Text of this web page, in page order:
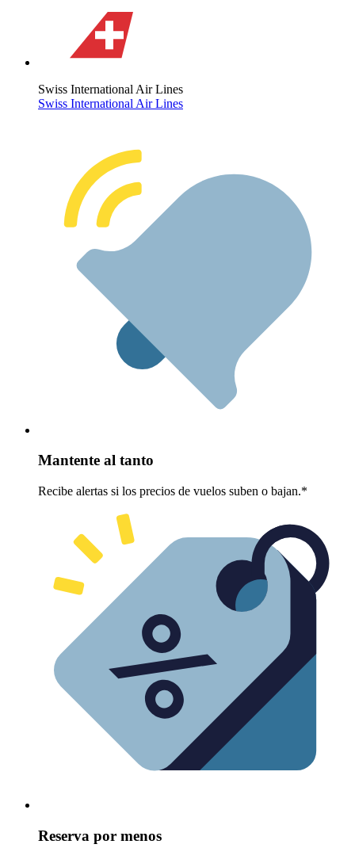
Swiss International Air Lines
Swiss International Air Lines
Mantente al tanto
Recibe alertas si los precios de vuelos suben o bajan.*
Reserva por menos